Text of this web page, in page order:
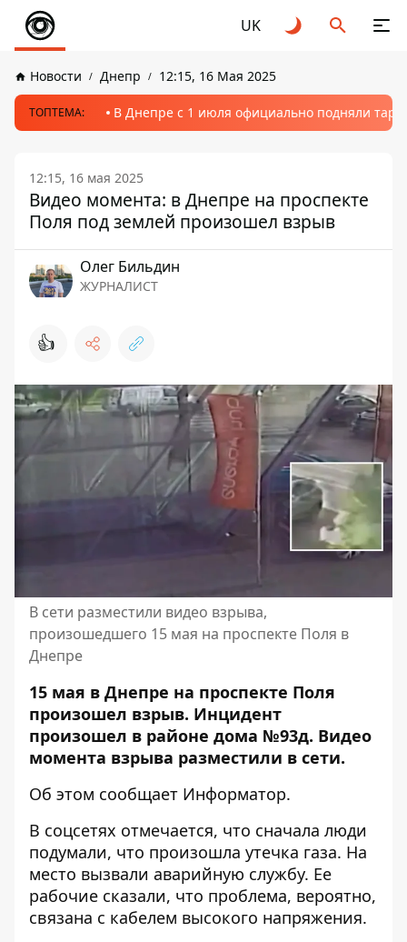
UK
Новости Днепр 12:15, 16 Мая 2025
ТОПТЕМА: В Днепре с 1 июля официально подняли
12:15, 16 мая 2025
Видео момента: в Днепре на проспекте
Поля под землей произошел взрыв
Олег Бильдин
ЖУРНАЛИСТ
👍
В сети разместили видео взрыва,
произошедшего 15 мая на проспекте Поля в
Днепре
15 мая в Днепре на проспекте Поля
произошел взрыв. Инцидент
произошел в районе дома №93д. Видео
момента взрыва разместили в сети.
Об этом сообщает Информатор.
В соцсетях отмечается, что сначала люди
подумали, что произошла утечка газа. На
место вызвали аварийную службу. Ее
рабочие сказали, что проблема, вероятно,
связана с кабелем высокого напряжения.